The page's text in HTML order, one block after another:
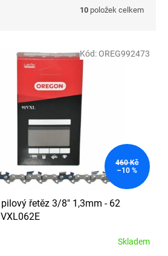
10 položek celkem
460 Kč
–10 %
řetěz 3/8" 1,3mm - 62
Skladem
Kód: OREG992473